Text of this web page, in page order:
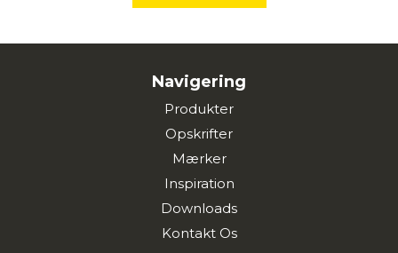
Navigering
Produkter
Opskrifter
Mærker
Inspiration
Downloads
Kontakt Os